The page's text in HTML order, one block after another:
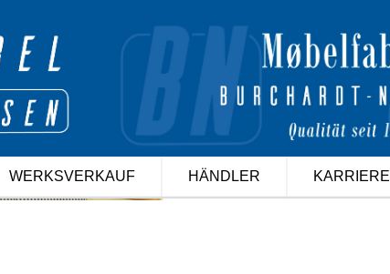
up JT
Close
WERKSVERKAUF HÄNDLER KARRIERE